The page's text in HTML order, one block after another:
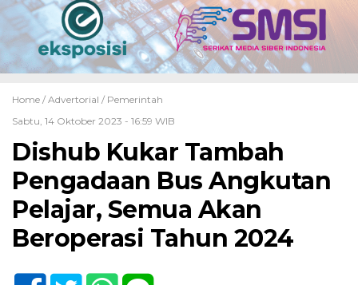
Home / Advertorial / Pemerintah
Sabtu, 14 Oktober 2023 - 16:59 WIB
Dishub Kukar Tambah
Pengadaan Bus Angkutan
Pelajar, Semua Akan
Beroperasi Tahun 2024